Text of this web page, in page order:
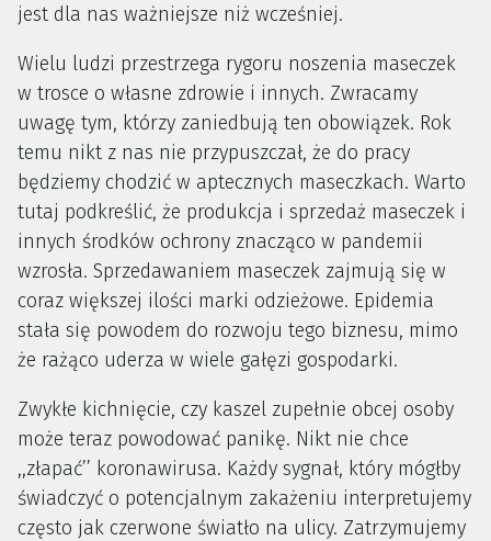
jest dla nas ważniejsze niż wcześniej.
Wielu ludzi przestrzega rygoru noszenia maseczek
w trosce o własne zdrowie i innych. Zwracamy
uwagę tym, którzy zaniedbują ten obowiązek. Rok
temu nikt z nas nie przypuszczał, że do pracy
będziemy chodzić w aptecznych maseczkach. Warto
tutaj podkreślić, że produkcja i sprzedaż maseczek i
innych środków ochrony znacząco w pandemii
wzrosła. Sprzedawaniem maseczek zajmują się w
coraz większej ilości marki odzieżowe. Epidemia
stała się powodem do rozwoju tego biznesu, mimo
że rażąco uderza w wiele gałęzi gospodarki.
Zwykłe kichnięcie, czy kaszel zupełnie obcej osoby
może teraz powodować panikę. Nikt nie chce
,,złapać’’ koronawirusa. Każdy sygnał, który mógłby
świadczyć o potencjalnym zakażeniu interpretujemy
często jak czerwone światło na ulicy. Zatrzymujemy